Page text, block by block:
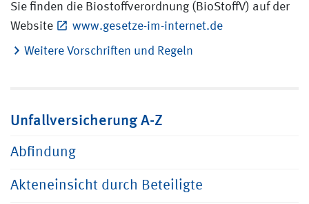
Sie finden die Biostoffverordnung (BioStoffV) auf der
Website
www.gesetze-im-internet.de
Weitere Vorschriften und Regeln
Unfallversicherung A-Z
Abfindung
Akteneinsicht durch Beteiligte